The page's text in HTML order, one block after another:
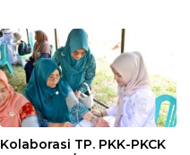
Kolaborasi TP. PKK-PKCK